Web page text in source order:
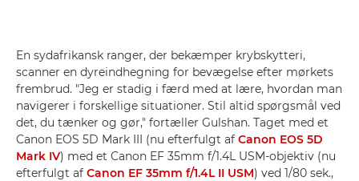
En sydafrikansk ranger, der bekæmper krybskytteri,
scanner en dyreindhegning for bevægelse efter mørkets
frembrud. "Jeg er stadig i færd med at lære, hvordan man
navigerer i forskellige situationer. Stil altid spørgsmål ved
det, du tænker og gør," fortæller Gulshan. Taget med et
Canon EOS 5D Mark III (nu efterfulgt af Canon EOS 5D
Mark IV) med et Canon EF 35mm f/1.4L USM-objektiv (nu
efterfulgt af Canon EF 35mm f/1.4L II USM) ved 1/80 sek.,